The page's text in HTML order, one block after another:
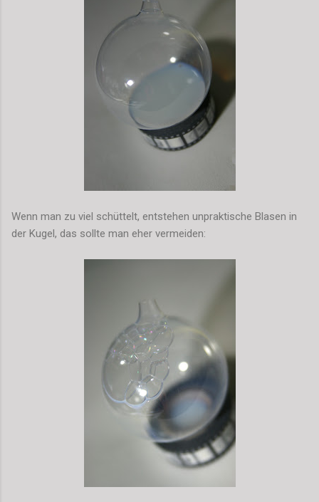
Wenn man zu viel schüttelt, entstehen unpraktische Blasen in
der Kugel, das sollte man eher vermeiden: